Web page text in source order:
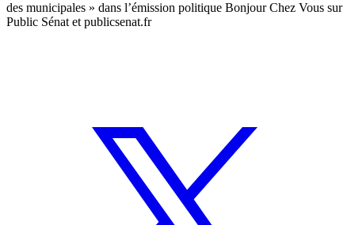
des municipales » dans l’émission politique Bonjour Chez Vous sur
Public Sénat et publicsenat.fr